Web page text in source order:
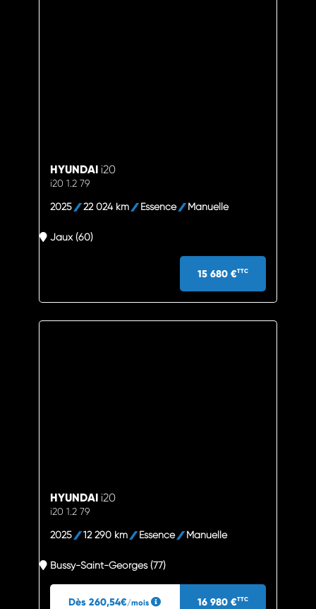
HYUNDAI i20
i20 1.2 79
2025 22 024 km Essence Manuelle
Jaux (60)
15 680 €TTC
HYUNDAI i20
i20 1.2 79
2025 12 290 km Essence Manuelle
Bussy-Saint-Georges (77)
Dès 260,54€/mois 16 980 €TTC